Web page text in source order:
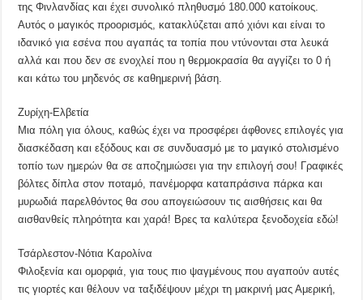
της Φινλανδίας και έχει συνολικό πληθυσμό 180.000 κατοίκους.
Αυτός ο μαγικός προορισμός, κατακλύζεται από χιόνι και είναι το
ιδανικό για εσένα που αγαπάς τα τοπία που ντύνονται στα λευκά
αλλά και που δεν σε ενοχλεί που η θερμοκρασία θα αγγίζει το 0 ή
και κάτω του μηδενός σε καθημερινή βάση.
Ζυρίχη-Ελβετία
Μια πόλη για όλους, καθώς έχει να προσφέρει άφθονες επιλογές για
διασκέδαση και εξόδους και σε συνδυασμό με το μαγικό στολισμένο
τοπίο των ημερών θα σε αποζημιώσει για την επιλογή σου! Γραφικές
βόλτες δίπλα στον ποταμό, πανέμορφα καταπράσινα πάρκα και
μυρωδιά παρελθόντος θα σου απογειώσουν τις αισθήσεις και θα
αισθανθείς πληρότητα και χαρά! Βρες τα καλύτερα ξενοδοχεία εδώ!
Τσάρλεστον-Νότια Καρολίνα
Φιλοξενία και ομορφιά, για τους πιο ψαγμένους που αγαπούν αυτές
τις γιορτές και θέλουν να ταξιδέψουν μέχρι τη μακρινή μας Αμερική,